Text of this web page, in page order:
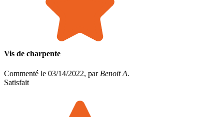
Vis de charpente
Commenté le 03/14/2022, par Benoit A.
Satisfait